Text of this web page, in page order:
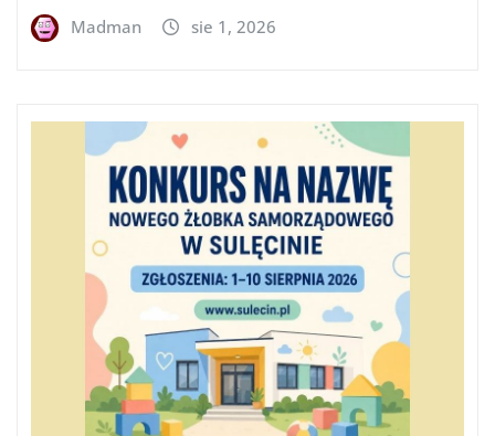
Madman sie 1, 2026